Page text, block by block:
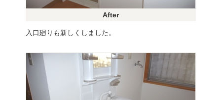
After
入口廻りも新しくしました。